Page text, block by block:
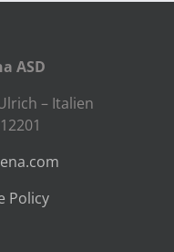
ASD
– Italien
Policy